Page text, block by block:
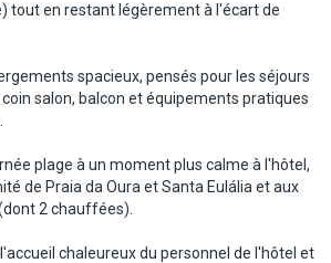
tout en restant légèrement à l'écart de
spacieux, pensés pour les séjours
salon, balcon et équipements pratiques
plage à un moment plus calme à l'hôtel,
de Praia da Oura et Santa Eulália et aux
2 chauffées).
chaleureux du personnel de l'hôtel et